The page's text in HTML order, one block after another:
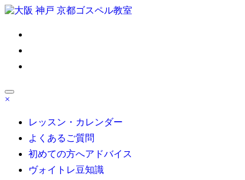
コ
キ
ゴスペル 大阪/京都/神戸/東京/名古屋/博多｜Satisfy My Soul
×
レッスン・カレンダー
よくあるご質問
初めての方へアドバイス
ヴォイトレ豆知識